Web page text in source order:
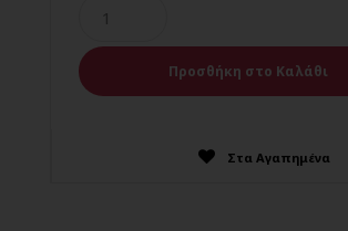
Στα Αγαπημένα